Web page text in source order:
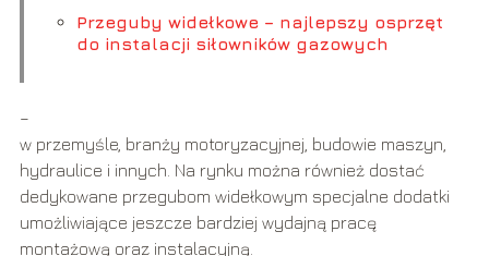
Przeguby widełkowe – najlepszy osprzęt
do instalacji siłowników gazowych
–
w przemyśle, branży motoryzacyjnej, budowie maszyn,
hydraulice i innych. Na rynku można również dostać
dedykowane przegubom widełkowym specjalne dodatki
umożliwiające jeszcze bardziej wydajną pracę
montażową oraz instalacyjną.